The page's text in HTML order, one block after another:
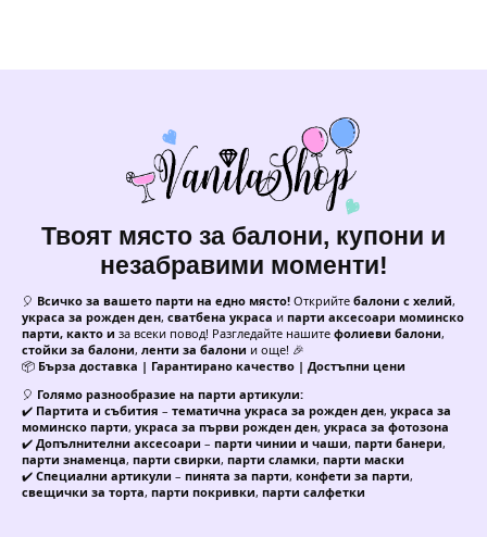
Твоят място за балони, купони и
незабравими моменти!
🎈 Всичко за вашето парти на едно място! Открийте балони с хелий,
украса за рожден ден, сватбена украса и парти аксесоари моминско
парти, както и за всеки повод! Разгледайте нашите фолиеви балони,
стойки за балони, ленти за балони и още! 🎉
📦 Бърза доставка | Гарантирано качество | Достъпни цени
🎈 Голямо разнообразие на парти артикули:
✔️ Партита и събития – тематична украса за рожден ден, украса за
моминско парти, украса за първи рожден ден, украса за фотозона
✔️ Допълнителни аксесоари – парти чинии и чаши, парти банери,
парти знаменца, парти свирки, парти сламки, парти маски
✔️ Специални артикули – пинята за парти, конфети за парти,
свещички за торта, парти покривки, парти салфетки